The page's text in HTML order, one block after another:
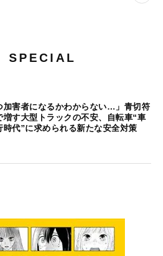
SPECIAL
加害者になるかわからない…」青切符
増す大型トラックの不安、自転車“車
時代”に求められる新たな安全対策